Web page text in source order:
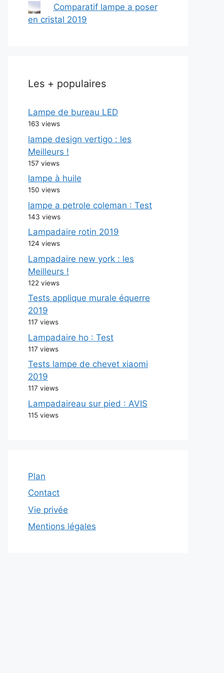
Comparatif lampe a poser
en cristal 2019
Les + populaires
Lampe de bureau LED
163 views
lampe design vertigo : les
Meilleurs !
157 views
lampe à huile
150 views
lampe a petrole coleman : Test
143 views
Lampadaire rotin 2019
124 views
Lampadaire new york : les
Meilleurs !
122 views
Tests applique murale équerre
2019
117 views
Lampadaire ho : Test
117 views
Tests lampe de chevet xiaomi
2019
117 views
Lampadaireau sur pied : AVIS
115 views
Plan
Contact
Vie privée
Mentions légales